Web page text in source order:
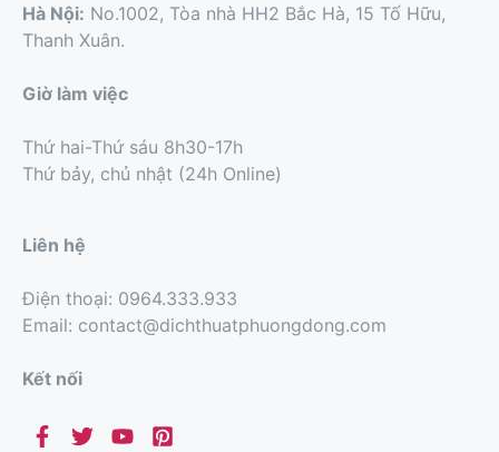
Hà Nội: No.1002, Tòa nhà HH2 Bắc Hà, 15 Tố Hữu,
Thanh Xuân.
Giờ làm việc
Thứ hai-Thứ sáu 8h30-17h
Thứ bảy, chủ nhật (24h Online)
Liên hệ
Điện thoại: 0964.333.933
Email: contact@dichthuatphuongdong.com
Kết nối